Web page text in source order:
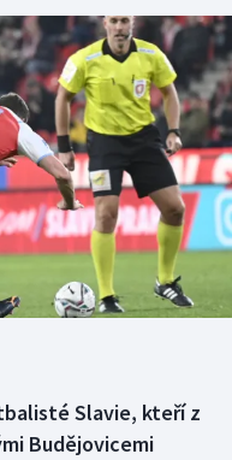
Slavie, kteří z
Budějovicemi